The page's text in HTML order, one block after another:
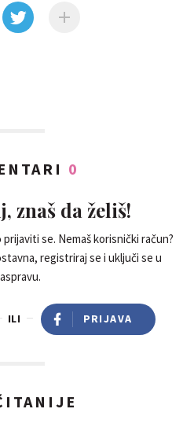
0
znaš da želiš!
se. Nemaš korisnički račun?
registriraj se i uključi se u
ILI PRIJAVA